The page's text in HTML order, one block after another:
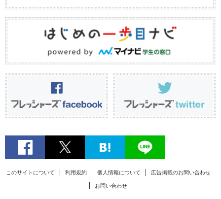
このサイトについて 利用規約 個人情報について 広告掲載のお問い合わせ
お問い合わせ